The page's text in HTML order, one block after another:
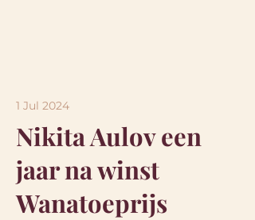
1 Jul 2024
Nikita Aulov een
jaar na winst
Wanatoeprijs